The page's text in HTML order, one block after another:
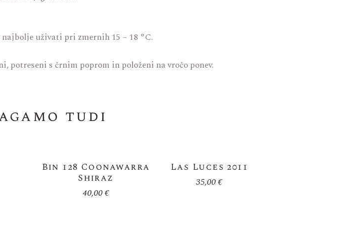
uživati pri zmernih 15 – 18 °C.
potreseni s črnim poprom in položeni na vročo ponev.
tudi
Bin 128 Coonawarra
Shiraz
40,00€
Las Luces 2011
35,00€